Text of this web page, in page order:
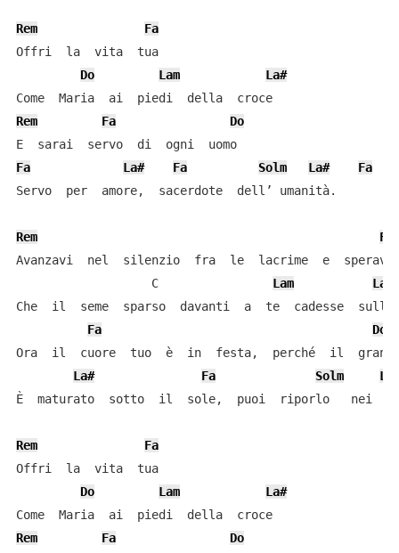
Rem
Fa
Offri  la  vita  tua
Do
Lam
La#
Come  Maria  ai  piedi  della  croce
Rem
Fa
Do
E  sarai  servo  di  ogni  uomo
Fa
La# Fa Solm La#
Fa
Servo  per  amore,  sacerdote  dell’ umanità.
Rem
Fa
Avanzavi  nel  silenzio  fra  le  lacrime  e  speravi
                   C
Lam
La#
Che  il  seme  sparso  davanti  a  te  cadesse
Fa
Do
Ora  il  cuore  tuo  è  in  festa,  perché  il  grano
La#
Fa Solm
È  maturato  sotto  il  sole,  puoi  riporlo   nei
Rem
Fa
Offri  la  vita  tua
Do
Lam
La#
Come  Maria  ai  piedi  della  croce
Rem
Fa
Do